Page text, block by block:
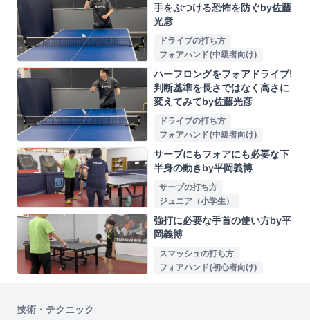
手をぶつける恐怖を防ぐby佐藤
光彦
ドライブの打ち方
フォアハンド(中級者向け)
ハーフロングをフォアドライブ!
判断基準を長さではなく高さに
変えてみてby佐藤光彦
ドライブの打ち方
フォアハンド(中級者向け)
サーブにもフォアにも必要な下
半身の動きby平岡義博
サーブの打ち方
ジュニア（小学生）
強打に必要な手首の使い方by平
岡義博
スマッシュの打ち方
フォアハンド(初心者向け)
技術・テクニック